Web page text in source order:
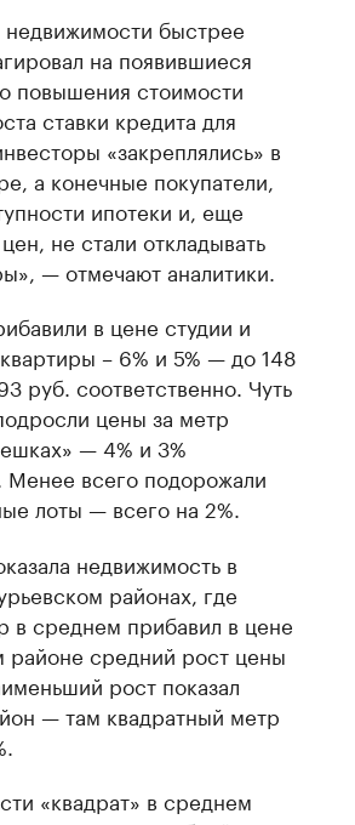
быстрее
на появившиеся
повышения стоимости
ставки кредита для
«закреплялись» в
а конечные покупатели,
ипотеки и, еще
не стали откладывать
— отмечают аналитики.
в цене студии и
– 6% и 5% — до 148
руб. соответственно. Чуть
цены за метр
— 4% и 3%
Менее всего подорожали
лоты — всего на 2%.
недвижимость в
районах, где
в среднем прибавил в цене
районе средний рост цены
рост показал
— там квадратный метр
«квадрат» в среднем